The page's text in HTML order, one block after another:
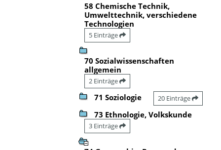
58 Chemische Technik,
Umwelttechnik, verschiedene
Technologien
5 Einträge
70 Sozialwissenschaften
allgemein
2 Einträge
71 Soziologie 20 Einträge
73 Ethnologie, Volkskunde
3 Einträge